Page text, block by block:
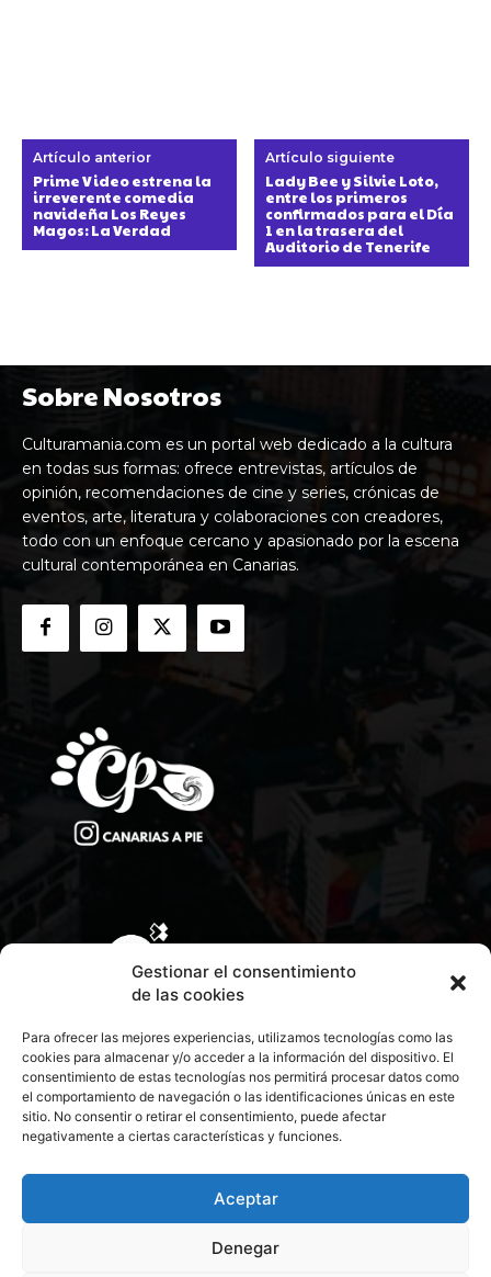
Gestionar el consentimiento
de las cookies
Para ofrecer las mejores experiencias, utilizamos tecnologías como las
cookies para almacenar y/o acceder a la información del dispositivo. El
consentimiento de estas tecnologías nos permitirá procesar datos como
el comportamiento de navegación o las identificaciones únicas en este
sitio. No consentir o retirar el consentimiento, puede afectar
negativamente a ciertas características y funciones.
Aceptar
Denegar
Artículo anterior
Prime Video estrena la
irreverente comedia
navideña Los Reyes
Magos: La Verdad
Artículo siguiente
Lady Bee y Silvie Loto,
entre los primeros
confirmados para el Día
1 en la trasera del
Auditorio de Tenerife
Sobre Nosotros
Culturamania.com es un portal web dedicado a la cultura
en todas sus formas: ofrece entrevistas, artículos de
opinión, recomendaciones de cine y series, crónicas de
eventos, arte, literatura y colaboraciones con creadores,
todo con un enfoque cercano y apasionado por la escena
cultural contemporánea en Canarias.
CONTACTA CON NOSOTROS